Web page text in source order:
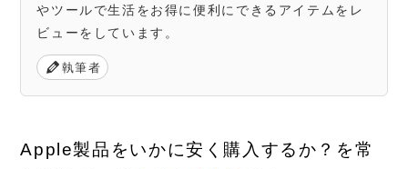
やツールで生活をお得に便利にできるアイテムをレ
ビューをしています。
執筆者
Apple製品をいかに安く購入するか？を常